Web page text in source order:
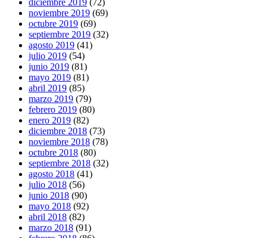
noviembre 2019 (69)
octubre 2019 (69)
septiembre 2019 (32)
agosto 2019 (41)
julio 2019 (54)
junio 2019 (81)
mayo 2019 (81)
abril 2019 (85)
marzo 2019 (79)
febrero 2019 (80)
enero 2019 (82)
diciembre 2018 (73)
noviembre 2018 (78)
octubre 2018 (80)
septiembre 2018 (32)
agosto 2018 (41)
julio 2018 (56)
junio 2018 (90)
mayo 2018 (92)
abril 2018 (82)
marzo 2018 (91)